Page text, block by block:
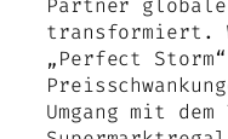
Partner
transformiert.
„Perfect
Umgang mit